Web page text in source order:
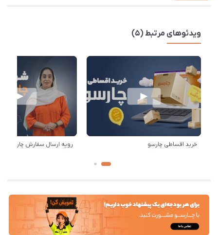
ویدئوهای مرتبط (5)
خرید اقساطی چارسو رویه ارسال سفارش چارسو